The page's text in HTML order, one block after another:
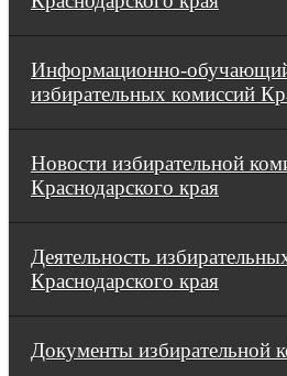
Информационно-
избирательных комиссий
Новости избирательной
Краснодарского края
Деятельность
Краснодарского края
Документы избирательной